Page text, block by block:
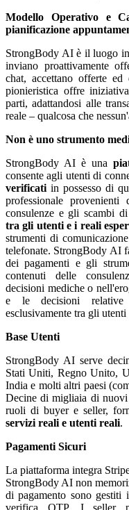
Modello Operativo e
pianificazione
StrongBody AI è il luogo
inviano proattivamente
chat, accettano offerte ed
pionieristica offre
parti, adattandosi alle
reale – qualcosa che
Non è uno strumento
StrongBody AI è una
consente agli utenti di
verificati in possesso di
professionale
consulenze e gli scambi
tra gli utenti e i reali
strumenti di
telefonate. StrongBody AI
dei pagamenti e gli
contenuti delle
decisioni mediche o
e le decisioni relative
esclusivamente tra gli utenti
Base Utenti
StrongBody AI serve
Stati Uniti, Regno Unito,
India e molti altri paesi
Decine di migliaia di nuovi
ruoli di buyer e seller,
servizi reali e utenti reali.
Pagamenti Sicuri
La piattaforma integra
StrongBody AI non
di pagamento sono
verifica OTP. I seller